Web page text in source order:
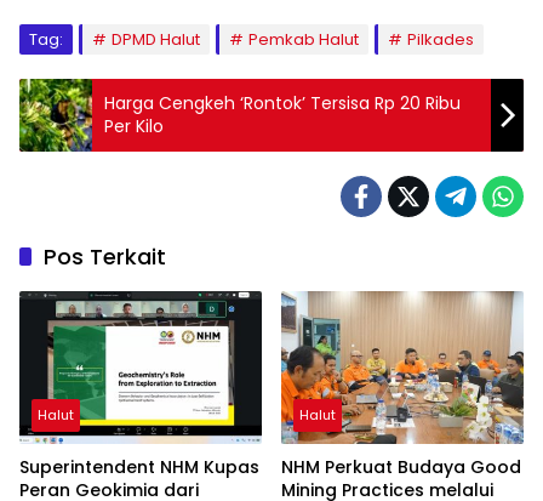
Tag: DPMD Halut Pemkab Halut Pilkades
Harga Cengkeh ‘Rontok’ Tersisa Rp 20 Ribu
Per Kilo
Pos Terkait
Halut
Superintendent NHM Kupas
Peran Geokimia dari
Halut
NHM Perkuat Budaya Good
Mining Practices melalui